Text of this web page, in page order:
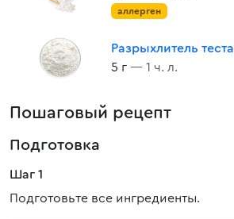
аллерген
Разрыхлитель теста
5 г — 1 ч. л.
Пошаговый рецепт
Подготовка
Шаг 1
Подготовьте все ингредиенты.